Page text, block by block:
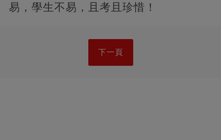
易，學生不易，且考且珍惜！
下一頁